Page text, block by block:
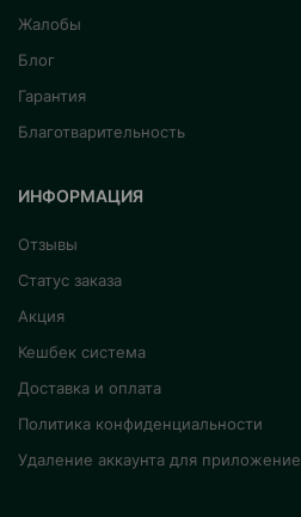
Жалобы
Блог
Гарантия
Благотварительность
ИНФОРМАЦИЯ
Отзывы
Статус заказа
Акция
Кешбек система
Доставка и оплата
Политика конфиденциальности
Удаление аккаунта для приложение